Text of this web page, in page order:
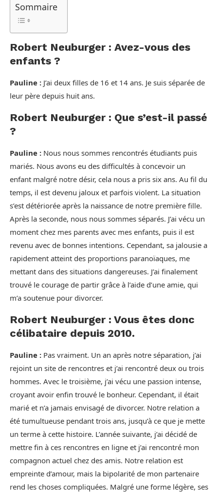
Sommaire
Robert Neuburger : Avez-vous des
enfants ?
Pauline : J’ai deux filles de 16 et 14 ans. Je suis séparée de
leur père depuis huit ans.
Robert Neuburger : Que s’est-il passé
?
Pauline : Nous nous sommes rencontrés étudiants puis
mariés. Nous avons eu des difficultés à concevoir un
enfant malgré notre désir, cela nous a pris six ans. Au fil du
temps, il est devenu jaloux et parfois violent. La situation
s’est détériorée après la naissance de notre première fille.
Après la seconde, nous nous sommes séparés. J’ai vécu un
moment chez mes parents avec mes enfants, puis il est
revenu avec de bonnes intentions. Cependant, sa jalousie a
rapidement atteint des proportions paranoïaques, me
mettant dans des situations dangereuses. J’ai finalement
trouvé le courage de partir grâce à l’aide d’une amie, qui
m’a soutenue pour divorcer.
Robert Neuburger : Vous êtes donc
célibataire depuis 2010.
Pauline : Pas vraiment. Un an après notre séparation, j’ai
rejoint un site de rencontres et j’ai rencontré deux ou trois
hommes. Avec le troisième, j’ai vécu une passion intense,
croyant avoir enfin trouvé le bonheur. Cependant, il était
marié et n’a jamais envisagé de divorcer. Notre relation a
été tumultueuse pendant trois ans, jusqu’à ce que je mette
un terme à cette histoire. L’année suivante, j’ai décidé de
mettre fin à ces rencontres en ligne et j’ai rencontré mon
compagnon actuel chez des amis. Notre relation est
empreinte d’amour, mais la bipolarité de mon partenaire
rend les choses compliquées. Malgré une forme légère, ses